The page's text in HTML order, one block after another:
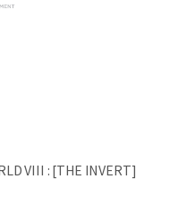
VIII : [THE INVERT]